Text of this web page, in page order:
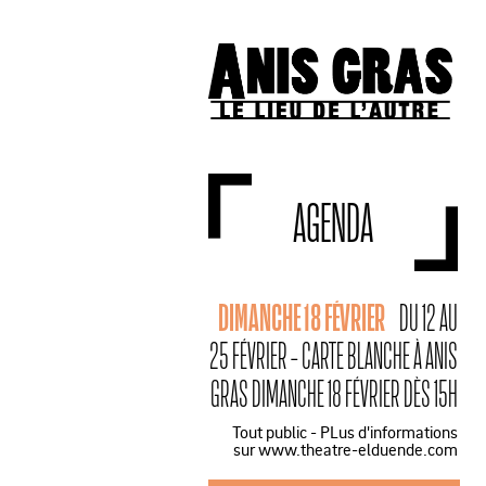
AGENDA
DIMANCHE 18 FÉVRIER DU 12 AU
25 FÉVRIER - CARTE BLANCHE À ANIS
GRAS DIMANCHE 18 FÉVRIER DÈS 15H
Tout public - PLus d'informations
sur www.theatre-elduende.com